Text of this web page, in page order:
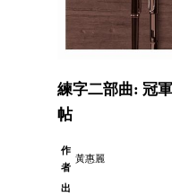
練字二部曲: 冠
帖
作
者
黃惠麗
出